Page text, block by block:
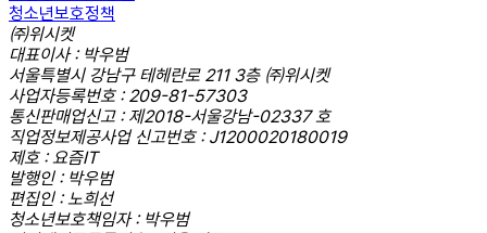
청소년보호정책
㈜위시켓
대표이사 : 박우범
서울특별시 강남구 테헤란로 211 3층 ㈜위시켓
사업자등록번호 : 209-81-57303
통신판매업신고 : 제2018-서울강남-02337 호
직업정보제공사업 신고번호 : J1200020180019
제호 : 요즘IT
발행인 : 박우범
편집인 : 노희선
청소년보호책임자 : 박우범